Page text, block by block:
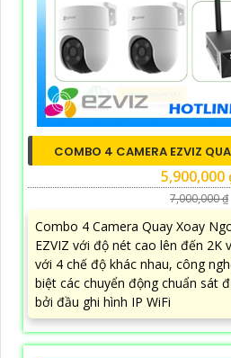
COMBO 4 CAMERA EZVIZ
5,900,000
7,000,000 ₫
Combo 4 Camera Quay Xoay
EZVIZ với độ nét cao lên đến 2K
với 4 chế độ khác nhau, công
biệt các chuyển động chuẩn sát
bởi đầu ghi hình IP WiFi